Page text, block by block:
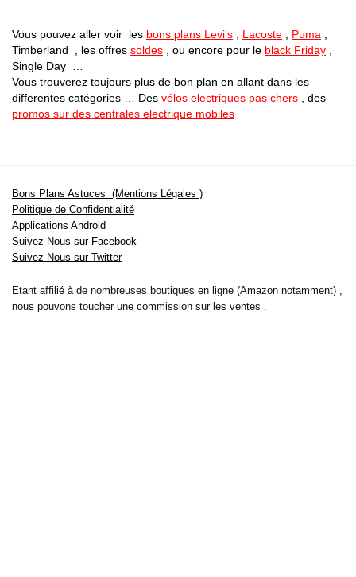
Vous pouvez aller voir les bons plans Levi’s Lacoste Puma
Timberland , les offres soldes , ou encore pour le black Friday
Single Day …
Vous trouverez toujours plus de bon plan en allant dans les
differentes catégories … Des vélos electriques pas chers , des
promos sur des centrales electrique mobiles
Bons Plans Astuces (Mentions Légales )
Politique de Confidentialité
Applications Android
Suivez Nous sur Facebook
Suivez Nous sur Twitter
Etant affilié à de nombreuses boutiques en ligne (Amazon notamment) ,
nous pouvons toucher une commission sur les ventes .